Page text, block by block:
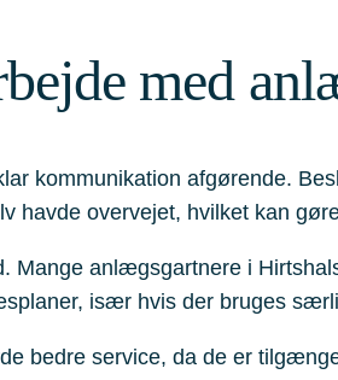
med
kommunikation afgørende.
overvejet, hvilket kan
Mange anlægsgartnere i
især hvis der bruges
bedre service, da de er